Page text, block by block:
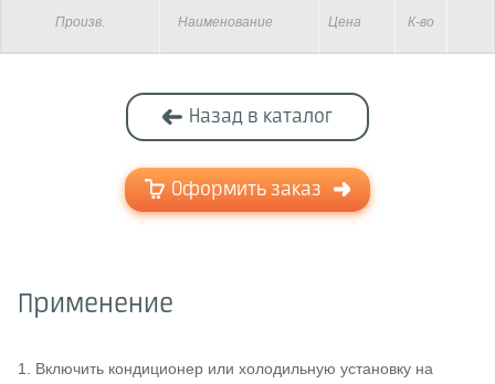
Произв. Наименование Цена К-во
Назад в каталог
Оформить заказ
Применение
1. Включить кондиционер или холодильную установку на